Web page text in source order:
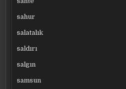
sahur
salatalık
saldırı
salgın
samsun